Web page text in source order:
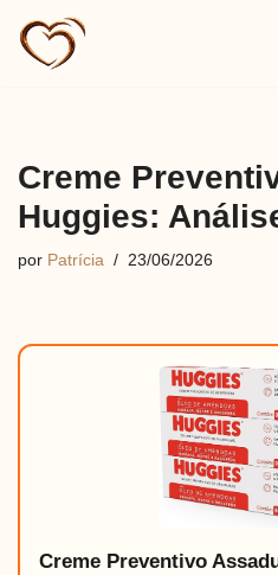
Pular
Creme
Huggies:
por Patrícia 23/06/2026
Creme Preventivo